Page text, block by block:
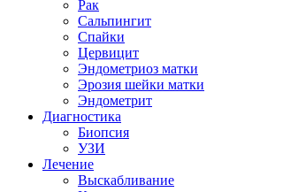
Рак
Сальпингит
Спайки
Цервицит
Эндометриоз матки
Эрозия шейки матки
Эндометрит
Диагностика
Биопсия
УЗИ
Лечение
Выскабливание